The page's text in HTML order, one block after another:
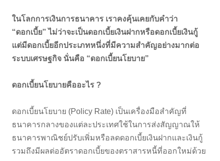
ในโลกการเงินการธนาคาร เราคงคุ้นเคยกับคำว่า
“ดอกเบี้ย” ไม่ว่าจะเป็นดอกเบี้ยเงินฝากหรือดอกเบี้ยเงินกู้
แต่มีดอกเบี้ยอีกประเภทหนึ่งที่มีความสำคัญอย่างมากต่อ
ระบบเศรษฐกิจ นั่นคือ “ดอกเบี้ยนโยบาย”
ดอกเบี้ยนโยบายคืออะไร ?
ดอกเบี้ยนโยบาย (Policy Rate) เป็นเครื่องมือสำคัญที่
ธนาคารกลางของแต่ละประเทศใช้ในการส่งสัญญาณให้
ธนาคารพาณิชย์ปรับเพิ่มหรือลดดอกเบี้ยเงินฝากและเงินกู้
รวมถึงมีผลต่ออัตราดอกเบี้ยของตราสารหนี้ที่ออกใหม่ด้วย